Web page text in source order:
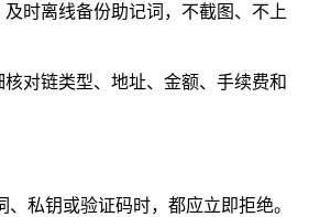
时离线备份助记词，不截图、不上
对链类型、地址、金额、手续费和
、私钥或验证码时，都应立即拒绝。